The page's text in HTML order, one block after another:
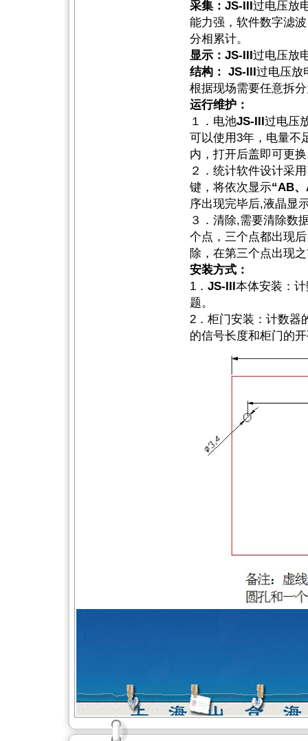
采集：JS-III过电压放
能力强，软件数字滤
分相累计。
显示：JS-III过电压放
结构： JS-III过电压放
根据现场需要任意拆
运行维护：
１．电池JS-III过电压
可以使用3年，电量不
内，打开后盖即可更
２．统计软件设计采
键，将依次显示“AB
序出现完毕后,液晶显
３．清除,需要清除数
个点，三个点都出现
除，在第三个点出现
安装方式：
1． JS-III本体安装：
题。
2．柜门安装：计数器
的信号长度和柜门的